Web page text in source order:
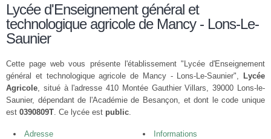
Lycée d'Enseignement général et
technologique agricole de Mancy - Lons-Le-
Saunier
Cette page web vous présente l'établissement "Lycée d'Enseignement
général et technologique agricole de Mancy - Lons-Le-Saunier",
Lycée
Agricole, situé à l'adresse 410 Montée Gauthier Villars, 39000 Lons-le-
Saunier, dépendant de l'Académie de Besançon, et dont le code unique
est 0390809T. Ce lycée est public.
Adresse
Informations